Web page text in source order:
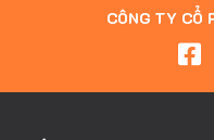
CÔNG TY CỔ